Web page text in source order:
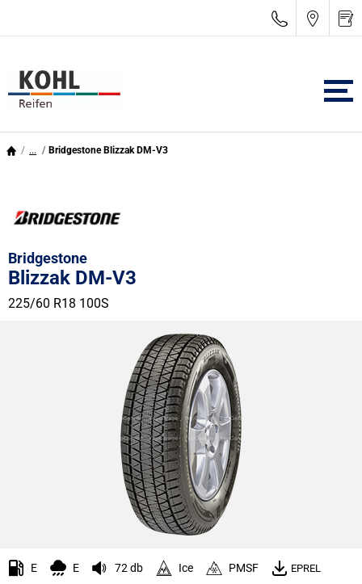
... Bridgestone Blizzak DM-V3
Bridgestone
Blizzak DM-V3
225/60 R18 100S
E E 72 db Ice PMSF EPREL